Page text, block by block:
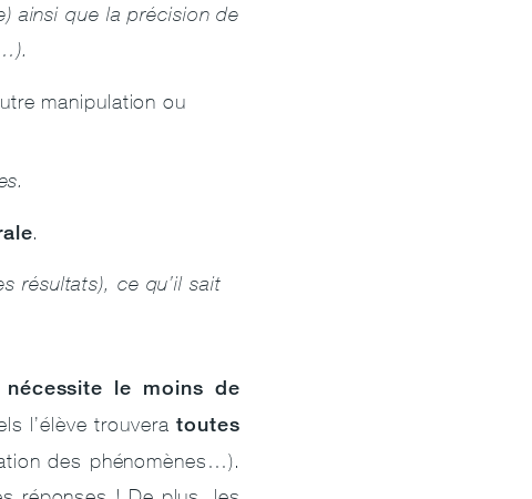
ainsi que la précision de
manipulation ou
.
résultats), ce qu’il sait
nécessite le moins de
l’élève trouveratoutes
des phénomènes…).